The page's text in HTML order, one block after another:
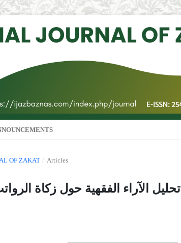
OF ZAKAT / Articles
تحليل الآراء الفقهية حول زكاة